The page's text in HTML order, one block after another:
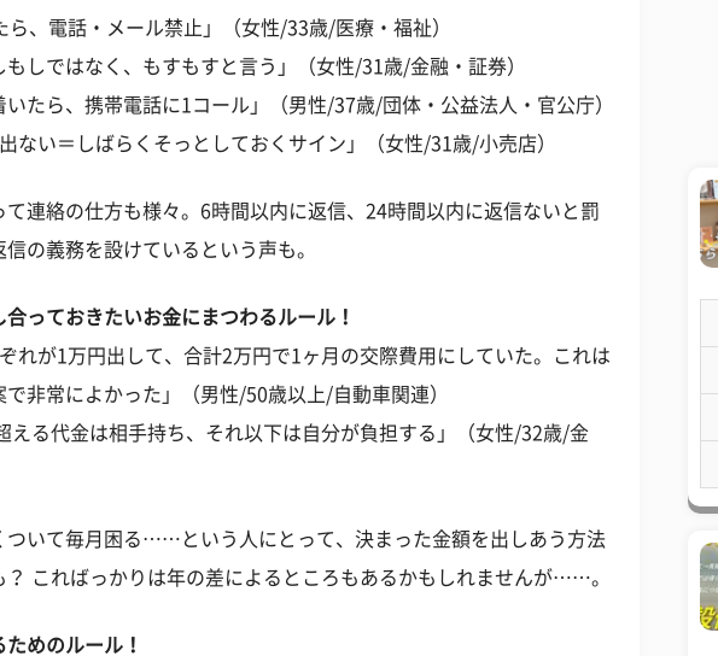
ら、電話・メール禁止」（女性/33歳/医療・福祉）
もしではなく、もすもすと言う」（女性/31歳/金融・証券）
いたら、携帯電話に1コール」（男性/37歳/団体・公益法人・官公庁）
ない＝しばらくそっとしておくサイン」（女性/31歳/小売店）
て連絡の仕方も様々。6時間以内に返信、24時間以内に返信ないと罰
の義務を設けているという声も。
っておきたいお金にまつわるルール！
れが1万円出して、合計2万円で1ヶ月の交際費用にしていた。これは
非常によかった」（男性/50歳以上/自動車関連）
える代金は相手持ち、それ以下は自分が負担する」（女性/32歳/金
ついて毎月困る……という人にとって、決まった金額を出しあう方法
？ こればっかりは年の差によるところもあるかもしれませんが……。
めのルール！